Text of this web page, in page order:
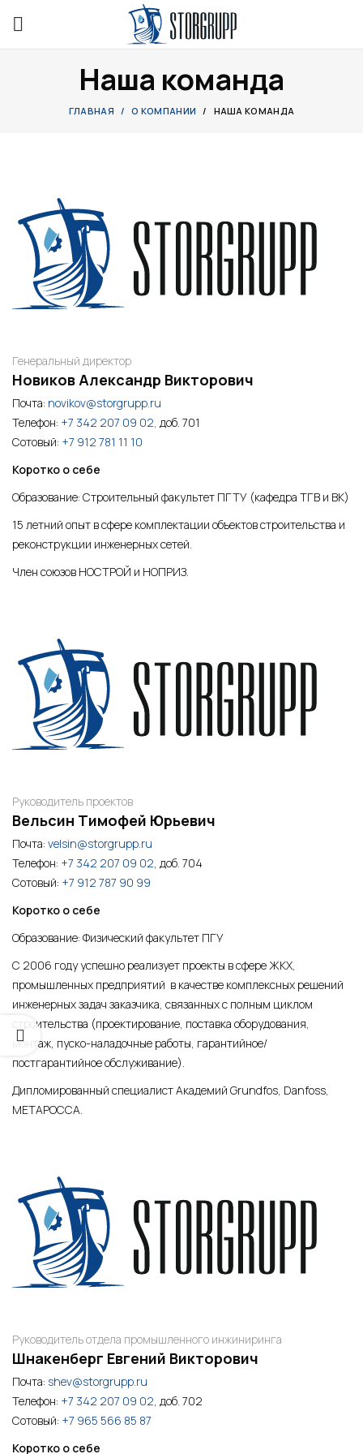
Наша команда
ГЛАВНАЯ О КОМПАНИИ НАША КОМАНДА
Генеральный директор
Новиков Александр Викторович
Почта: novikov@storgrupp.ru
Телефон: +7 342 207 09 02, доб. 701
Сотовый: +7 912 781 11 10
Коротко о себе
Образование: Строительный факультет ПГТУ (кафедра ТГВ и ВК)
15 летний опыт в сфере комплектации объектов строительства и
реконструкции инженерных сетей.
Член союзов НОСТРОЙ и НОПРИЗ.
Руководитель проектов
Вельсин Тимофей Юрьевич
Почта: velsin@storgrupp.ru
Телефон: +7 342 207 09 02, доб. 704
Сотовый: +7 912 787 90 99
Коротко о себе
Образование: Физический факультет ПГУ
С 2006 году успешно реализует проекты в сфере ЖКХ,
промышленных предприятий в качестве комплексных решений
инженерных задач заказчика, связанных с полным циклом
строительства (проектирование, поставка оборудования,
монтаж, пуско-наладочные работы, гарантийное/
постгарантийное обслуживание).
Дипломированный специалист Академий Grundfos, Danfoss,
МЕТАРОССА.
Руководитель отдела промышленного инжиниринга
Шнакенберг Евгений Викторович
Почта: shev@storgrupp.ru
Телефон: +7 342 207 09 02, доб. 702
Сотовый: +7 965 566 85 87
Коротко о себе